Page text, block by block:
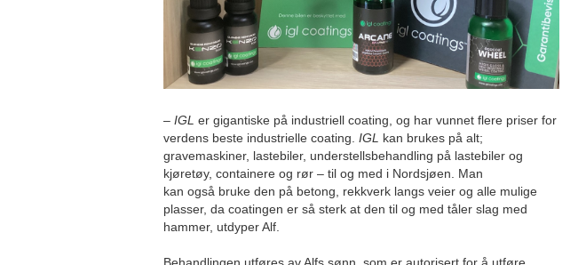
– IGL er gigantiske på industriell coating, og har vunnet flere priser for
verdens beste industrielle coating. IGL kan brukes på alt;
gravemaskiner, lastebiler, understellsbehandling på lastebiler og
kjøretøy, containere og rør – til og med i Nordsjøen. Man
kan også bruke den på betong, rekkverk langs veier og alle mulige
plasser, da coatingen er så sterk at den til og med tåler slag med
hammer, utdyper Alf.